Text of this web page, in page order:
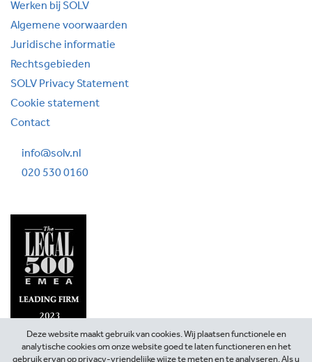
Werken bij SOLV
Algemene voorwaarden
Juridische informatie
Rechtsgebieden
SOLV Privacy Statement
Cookie statement
Contact
info@solv.nl
020 530 0160
Deze website maakt gebruik van cookies. Wij plaatsen functionele en
analytische cookies om onze website goed te laten functioneren en het